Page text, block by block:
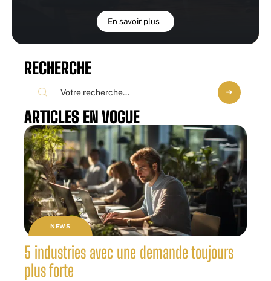
En savoir plus
RECHERCHE
ARTICLES EN VOGUE
NEWS
5 industries avec une demande toujours
plus forte